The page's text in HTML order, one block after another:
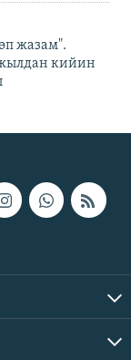
жазам".
кийин